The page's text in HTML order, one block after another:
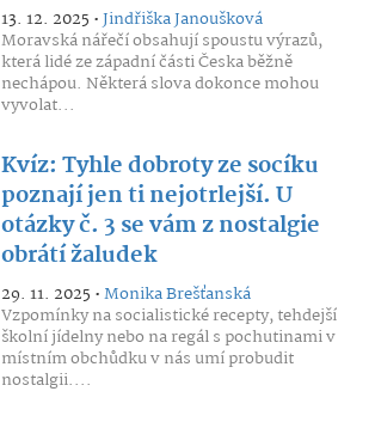
13. 12. 2025 •Jindřiška Janoušková
Moravská nářečí obsahují spoustu výrazů,
která lidé ze západní části Česka běžně
nechápou. Některá slova dokonce mohou
vyvolat...
Kvíz: Tyhle dobroty ze socíku
poznají jen ti nejotrlejší. U
otázky č. 3 se vám z nostalgie
obrátí žaludek
29. 11. 2025 •Monika Brešťanská
Vzpomínky na socialistické recepty, tehdejší
školní jídelny nebo na regál s pochutinami v
místním obchůdku v nás umí probudit
nostalgii....